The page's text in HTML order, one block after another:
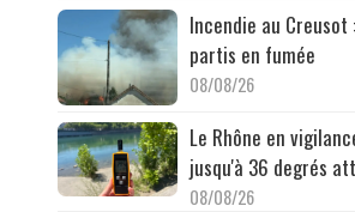
Incendie au
partis en fumée
08/08/26
Le Rhône en
jusqu'à 36 degrés
08/08/26